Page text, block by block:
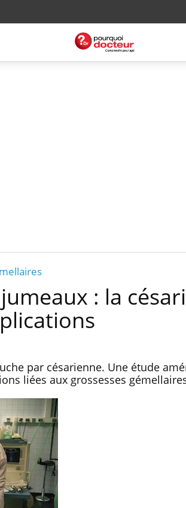
: la
par césarienne. Une étude
liées aux grossesses